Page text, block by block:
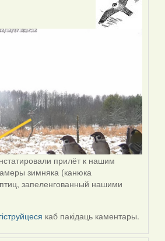
прилёт к нашим
зимняка (канюка
запеленгованный нашими
каб пакідаць каментары.